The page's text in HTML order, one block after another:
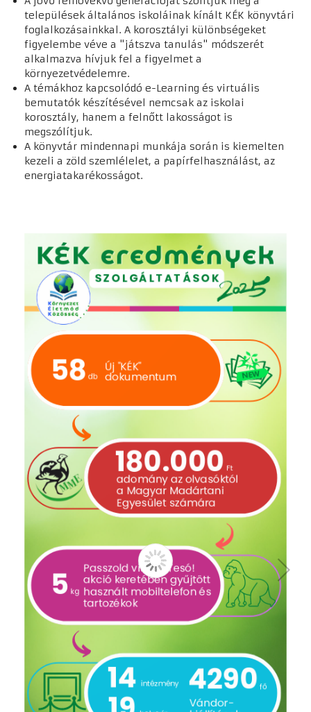
települések általános iskoláinak kínált KÉK könyvtári
foglalkozásainkkal. A korosztályi különbségeket
figyelembe véve a "játszva tanulás" módszerét
alkalmazva hívjuk fel a figyelmet a
környezetvédelemre.
A témákhoz kapcsolódó e-Learning és virtuális
bemutatók készítésével nemcsak az iskolai
korosztály, hanem a felnőtt lakosságot is
megszólítjuk.
A könyvtár mindennapi munkája során is kiemelten
kezeli a zöld szemlélelet, a papírfelhasználást, az
energiatakarékosságot.